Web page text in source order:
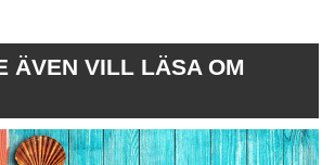
ÄVEN VILL LÄSA OM